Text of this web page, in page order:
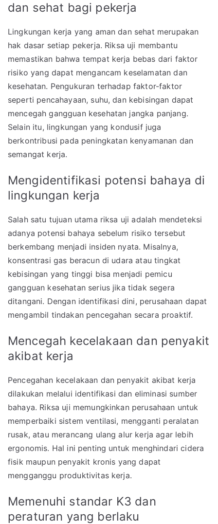
dan sehat bagi pekerja
Lingkungan kerja yang aman dan sehat merupakan
hak dasar setiap pekerja. Riksa uji membantu
memastikan bahwa tempat kerja bebas dari faktor
risiko yang dapat mengancam keselamatan dan
kesehatan. Pengukuran terhadap faktor-faktor
seperti pencahayaan, suhu, dan kebisingan dapat
mencegah gangguan kesehatan jangka panjang.
Selain itu, lingkungan yang kondusif juga
berkontribusi pada peningkatan kenyamanan dan
semangat kerja.
Mengidentifikasi potensi bahaya di
lingkungan kerja
Salah satu tujuan utama riksa uji adalah mendeteksi
adanya potensi bahaya sebelum risiko tersebut
berkembang menjadi insiden nyata. Misalnya,
konsentrasi gas beracun di udara atau tingkat
kebisingan yang tinggi bisa menjadi pemicu
gangguan kesehatan serius jika tidak segera
ditangani. Dengan identifikasi dini, perusahaan dapat
mengambil tindakan pencegahan secara proaktif.
Mencegah kecelakaan dan penyakit
akibat kerja
Pencegahan kecelakaan dan penyakit akibat kerja
dilakukan melalui identifikasi dan eliminasi sumber
bahaya. Riksa uji memungkinkan perusahaan untuk
memperbaiki sistem ventilasi, mengganti peralatan
rusak, atau merancang ulang alur kerja agar lebih
ergonomis. Hal ini penting untuk menghindari cidera
fisik maupun penyakit kronis yang dapat
mengganggu produktivitas kerja.
Memenuhi standar K3 dan
peraturan yang berlaku